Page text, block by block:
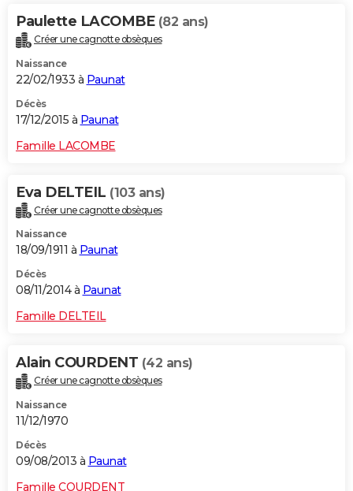
Paulette LACOMBE (82 ans)
Créer une cagnotte obsèques
Naissance
22/02/1933 à Paunat
Décès
17/12/2015 à Paunat
Famille LACOMBE
Eva DELTEIL (103 ans)
Créer une cagnotte obsèques
Naissance
18/09/1911 à Paunat
Décès
08/11/2014 à Paunat
Famille DELTEIL
Alain COURDENT (42 ans)
Créer une cagnotte obsèques
Naissance
11/12/1970
Décès
09/08/2013 à Paunat
Famille COURDENT